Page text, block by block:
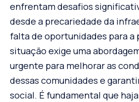
enfrentam desafios
desde a precariedade da
falta de oportunidades para a
situação exige uma
urgente para melhorar as
dessas comunidades e
social. É fundamental que